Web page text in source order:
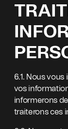
6.1. Nous
vos
informerons
traiterons ces